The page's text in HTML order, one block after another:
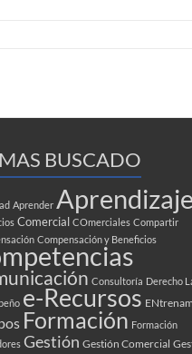
BUSCADO
Aprender Aprendizaje
Comercial COmerciales Compartir
Compensación y Beneficios
Consultoría Derecho
e-Recursos
Formación Formación
Gestión Gestión Comercial